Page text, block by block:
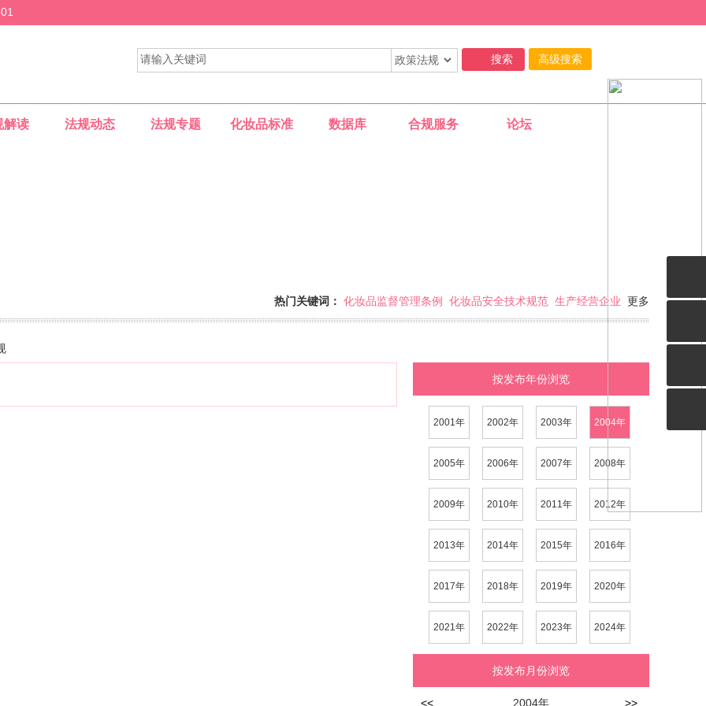
高级搜索
解读 法规动态 法规专题 化妆品标准 数据库 合规服务 论坛
11-29
热门关键词： 化妆品监督管理条例 化妆品安全技术规范 生产经营企业 更多
按发布年份浏览
2001年 2002年 2003年 2004年
2005年 2006年 2007年 2008年
2009年 2010年 2011年 2012年
2013年 2014年 2015年 2016年
2017年 2018年 2019年 2020年
2021年 2022年 2023年 2024年
按发布月份浏览
<< >>
2004年